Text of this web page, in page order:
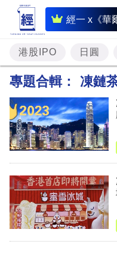
經一 x《華
即
時
財
經
題
投
資
樓
市
理
港股IPO 日圓
專題合輯： 凍鏈